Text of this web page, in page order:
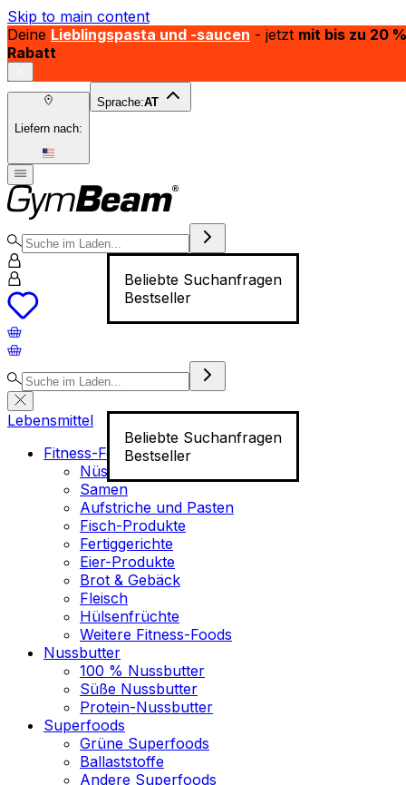
Skip to main content
Deine Lieblingspasta und -saucen - jetzt mit bis zu 20 %
Rabatt
Liefern nach:
Sprache:AT
Beliebte Suchanfragen
Bestseller
Beliebte Suchanfragen
Bestseller
Lebensmittel
Fitness-Food
Nüsse
Samen
Aufstriche und Pasten
Fisch-Produkte
Fertiggerichte
Eier-Produkte
Brot & Gebäck
Fleisch
Hülsenfrüchte
Weitere Fitness-Foods
Nussbutter
100 % Nussbutter
Süße Nussbutter
Protein-Nussbutter
Superfoods
Grüne Superfoods
Ballaststoffe
Andere Superfoods